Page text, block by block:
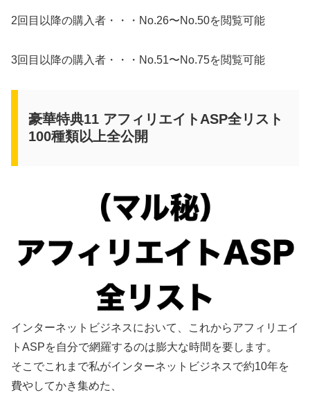
2回目以降の購入者・・・No.26〜No.50を閲覧可能
3回目以降の購入者・・・No.51〜No.75を閲覧可能
豪華特典11 アフィリエイトASP全リスト
100種類以上全公開
インターネットビジネスにおいて、これからアフィリエイ
トASPを自分で網羅するのは膨大な時間を要します。
そこでこれまで私がインターネットビジネスで約10年を
費やしてかき集めた、